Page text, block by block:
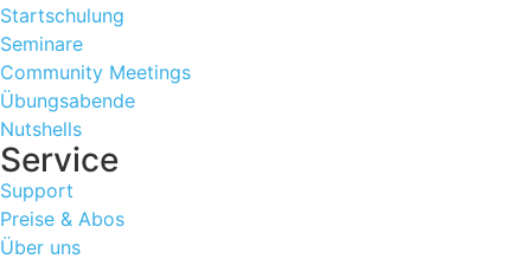
Startschulung
Seminare
Community Meetings
Übungsabende
Nutshells
Service
Support
Preise & Abos
Über uns